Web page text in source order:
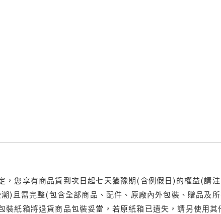
，您享有商品貨到次日起七天猶豫期(含例假日)的權益(請
)且需完整(包含全部商品、配件、原廠內外包裝、贈品及
裝紙箱將退貨商品包裝妥當，若原紙箱已遺失，請另使用